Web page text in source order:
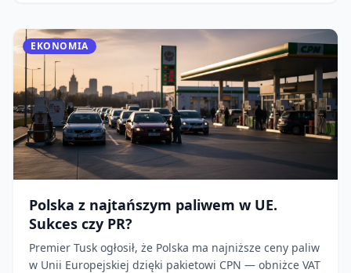
EKONOMIA
Polska z najtańszym paliwem w UE.
Sukces czy PR?
Premier Tusk ogłosił, że Polska ma najniższe ceny paliw
w Unii Europejskiej dzięki pakietowi CPN — obniżce VAT